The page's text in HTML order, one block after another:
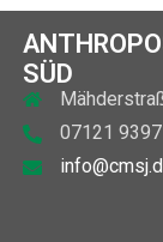
SÜD
07121